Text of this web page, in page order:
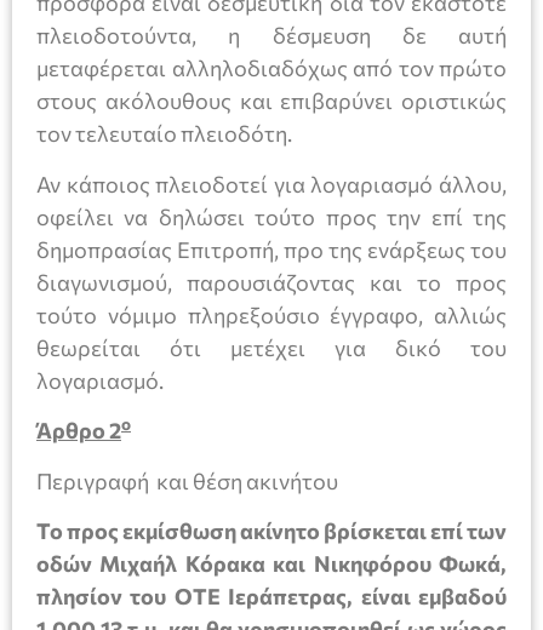
πλειοδοτούντα, η δέσμευση δε αυτή
μεταφέρεται αλληλοδιαδόχως από τον πρώτο
στους ακόλουθους και επιβαρύνει οριστικώς
τον τελευταίο πλειοδότη.
Αν κάποιος πλειοδοτεί για λογαριασμό άλλου,
οφείλει να δηλώσει τούτο προς την επί της
δημοπρασίας Επιτροπή, προ της ενάρξεως του
διαγωνισμού, παρουσιάζοντας και το προς
τούτο νόμιμο πληρεξούσιο έγγραφο, αλλιώς
θεωρείται ότι μετέχει για δικό του
λογαριασμό.
Άρθρο 2ο
Περιγραφή και θέση ακινήτου
Το προς εκμίσθωση ακίνητο βρίσκεται επί των
οδών Μιχαήλ Κόρακα και Νικηφόρου Φωκά,
πλησίον του ΟΤΕ Ιεράπετρας, είναι εμβαδού